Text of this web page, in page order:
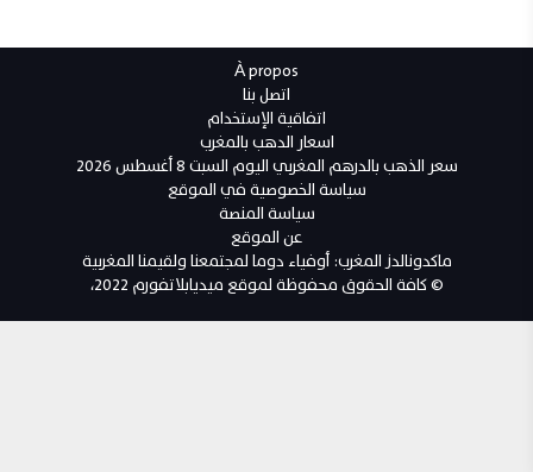
© كافة الحقوق محفوظة لموقع ميديابلاتفورم 2022،
À propos
اتصل بنا
اتفاقية الإستخدام
اسعار الدهب بالمغرب
سعر الذهب بالدرهم المغربي اليوم السبت 8 أغسطس 2026
سياسة الخصوصية في الموقع
سياسة المنصة
عن الموقع
ماكدونالدز المغرب: أوفياء دوما لمجتمعنا ولقيمنا المغربية